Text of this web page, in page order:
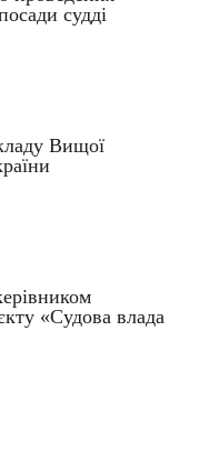
судді
Вищої
«Судова влада